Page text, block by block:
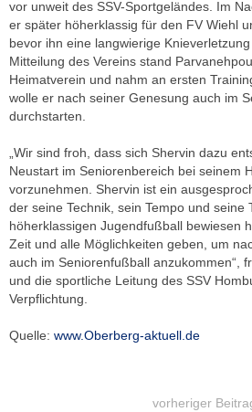
vor unweit des SSV-Sportgeländes. Im
er später höherklassig für den FV Wiehl
bevor ihn eine langwierige
Mitteilung des Vereins stand
Heimatverein und nahm an ersten
wolle er nach seiner Genesung auch im
durchstarten.
„Wir sind froh, dass sich Shervin dazu
Neustart im Seniorenbereich bei seinem
vorzunehmen. Shervin ist ein
der seine Technik, sein Tempo und seine
höherklassigen Jugendfußball bewiesen
Zeit und alle Möglichkeiten geben, um
auch im Seniorenfußball anzukommen“,
und die sportliche Leitung des SSV
Verpflichtung.
Quelle: www.Oberberg-aktuell.de
vorheriger